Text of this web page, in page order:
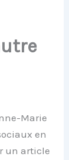
Marie
en
un article